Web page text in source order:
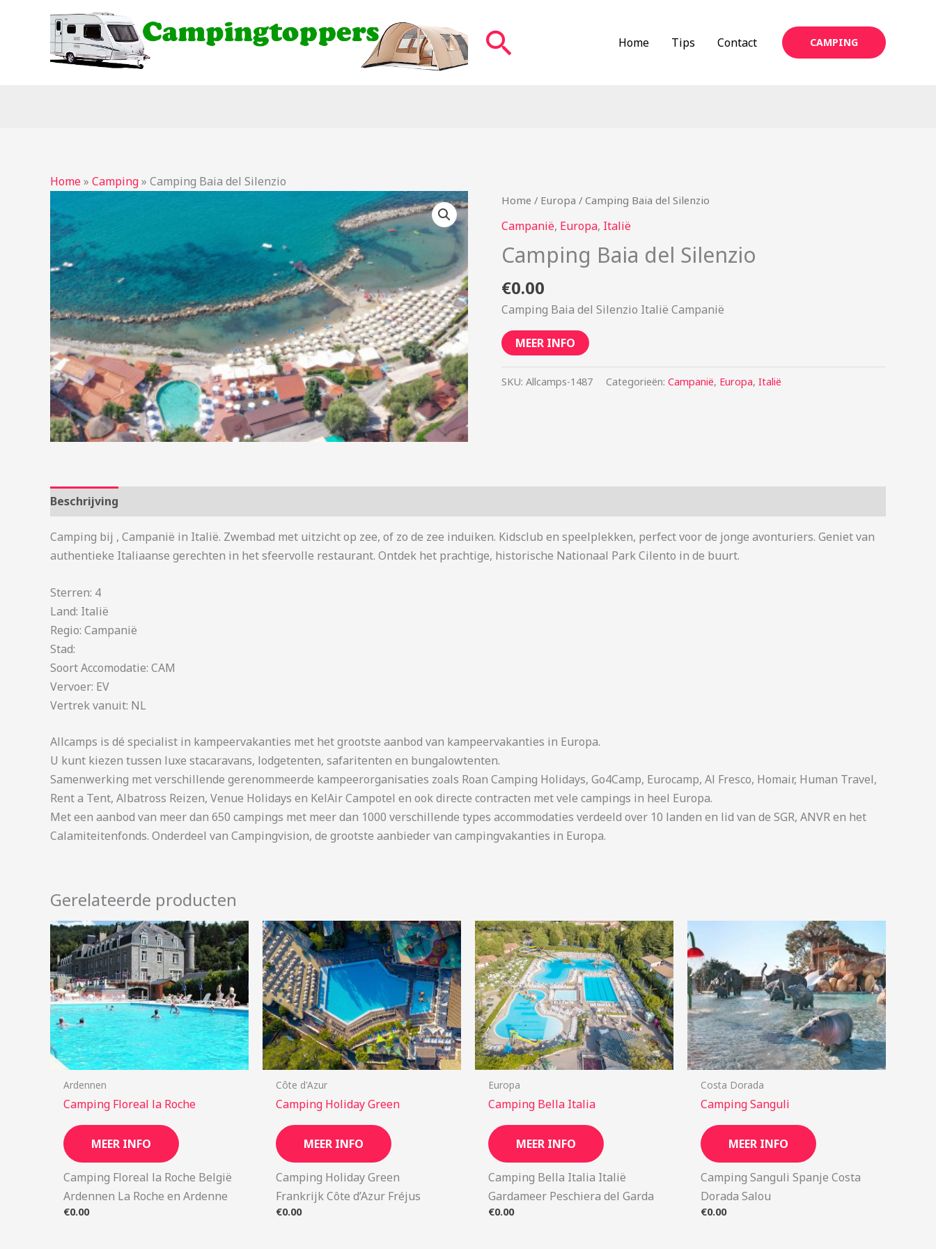
Zoeken Home Tips Contact CAMPING
Home» Camping» Camping Baia del Silenzio
Home / Europa / Camping Baia del Silenzio
Campanië, Europa, Italië
Camping Baia del Silenzio
€0.00
Camping Baia del Silenzio Italië Campanië
MEER INFO
SKU: Allcamps-1487 Categorieën: Campanië, Europa, Italië
Beschrijving
Camping bij , Campanië in Italië. Zwembad met uitzicht op zee, of zo de zee induiken. Kidsclub en speelplekken, perfect voor de jonge avonturiers. Geniet van
authentieke Italiaanse gerechten in het sfeervolle restaurant. Ontdek het prachtige, historische Nationaal Park Cilento in de buurt.
Sterren: 4
Land: Italië
Regio: Campanië
Stad:
Soort Accomodatie: CAM
Vervoer: EV
Vertrek vanuit: NL
Allcamps is dé specialist in kampeervakanties met het grootste aanbod van kampeervakanties in Europa.
U kunt kiezen tussen luxe stacaravans, lodgetenten, safaritenten en bungalowtenten.
Samenwerking met verschillende gerenommeerde kampeerorganisaties zoals Roan Camping Holidays, Go4Camp, Eurocamp, Al Fresco, Homair, Human Travel,
Rent a Tent, Albatross Reizen, Venue Holidays en KelAir Campotel en ook directe contracten met vele campings in heel Europa.
Met een aanbod van meer dan 650 campings met meer dan 1000 verschillende types accommodaties verdeeld over 10 landen en lid van de SGR, ANVR en het
Calamiteitenfonds. Onderdeel van Campingvision, de grootste aanbieder van campingvakanties in Europa.
Gerelateerde producten
Ardennen
Camping Floreal la Roche
MEER INFO
Camping Floreal la Roche België
Ardennen La Roche en Ardenne
€0.00
Côte d'Azur
Camping Holiday Green
MEER INFO
Camping Holiday Green
Frankrijk Côte d’Azur Fréjus
€0.00
Europa
Camping Bella Italia
MEER INFO
Camping Bella Italia Italië
Gardameer Peschiera del Garda
€0.00
Costa Dorada
Camping Sanguli
MEER INFO
Camping Sanguli Spanje Costa
Dorada Salou
€0.00